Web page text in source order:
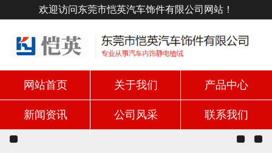
欢迎访问东莞市恺英汽车饰件有限公司网站！
网站首页 关于我们 产品中心
新闻资讯 公司风采 联系我们